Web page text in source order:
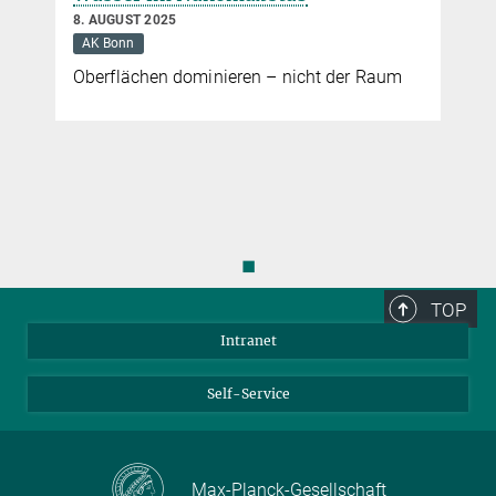
8. AUGUST 2025
AK Bonn
Oberflächen dominieren – nicht der Raum
◼
TOP
Intranet
Self-Service
Max-Planck-Gesellschaft